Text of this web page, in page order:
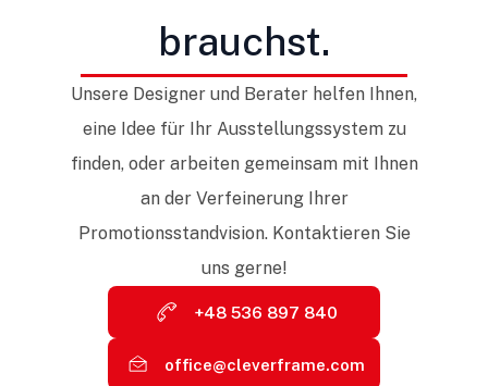
brauchst.
Unsere Designer und Berater helfen Ihnen,
eine Idee für Ihr Ausstellungssystem zu
finden, oder arbeiten gemeinsam mit Ihnen
an der Verfeinerung Ihrer
Promotionsstandvision. Kontaktieren Sie
uns gerne!
+48 536 897 840
office@cleverframe.com